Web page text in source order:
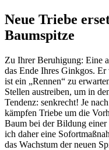
Neue Triebe
Baumspitze
Zu Ihrer Beruhigung: Eine
das Ende Ihres Ginkgos.
ist ein „Rennen“ zu
Stellen austreiben, um in
Tendenz: senkrecht! Je
kämpfen Triebe um die
Baum bei der Bildung einer
ich daher eine
das Wachstum der neuen